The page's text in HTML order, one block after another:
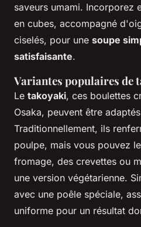
saveurs umami. Incorporez
en cubes, accompagné
ciselés, pour une soupe
satisfaisante.
Variantes populaires de
Le takoyaki, ces boulettes
Osaka, peuvent être
Traditionnellement, ils
poulpe, mais vous pouvez
fromage, des crevettes ou
une version végétarienne.
avec une poêle spéciale,
uniforme pour un résultat